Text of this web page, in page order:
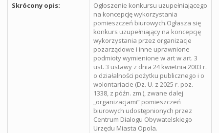
Skrócony opis:
Ogłoszenie konkursu uzupełniającego
na koncepcję wykorzystania
pomieszczeń biurowych.Ogłasza się
konkurs uzupełniający na koncepcję
wykorzystania przez organizacje
pozarządowe i inne uprawnione
podmioty wymienione w art w art. 3
ust. 3 ustawy z dnia 24 kwietnia 2003 r.
o działalności pożytku publicznego i o
wolontariacie (Dz. U. z 2025 r. poz.
1338, z późn. zm.), zwane dalej
„organizacjami” pomieszczeń
biurowych udostępnionych przez
Centrum Dialogu Obywatelskiego
Urzędu Miasta Opola.